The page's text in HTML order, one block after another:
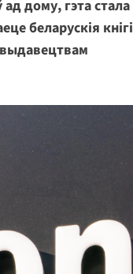
ад дому, гэта стала
беларускія